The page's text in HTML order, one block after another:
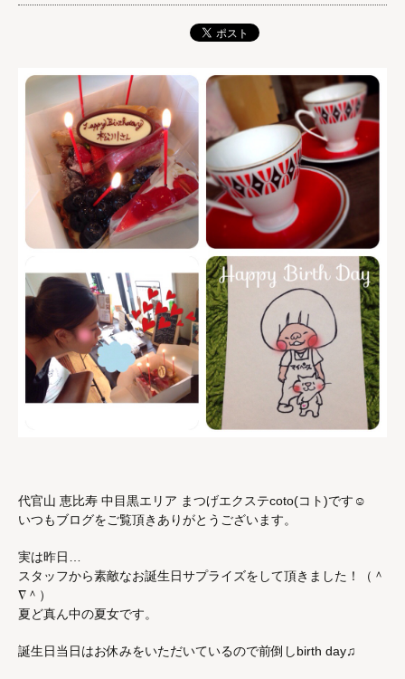
代官山 恵比寿 中目黒エリア まつげエクステcoto(コト)です☺︎
いつもブログをご覧頂きありがとうございます。
実は昨日…
スタッフから素敵なお誕生日サプライズをして頂きました！（＾
∇＾）
夏ど真ん中の夏女です。
誕生日当日はお休みをいただいているので前倒しbirth day♫